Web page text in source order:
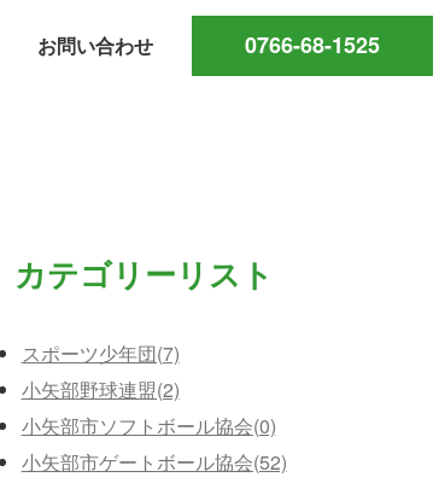
お問い合わせ 0766-68-1525
カテゴリーリスト
スポーツ少年団(7)
小矢部野球連盟(2)
小矢部市ソフトボール協会(0)
小矢部市ゲートボール協会(52)